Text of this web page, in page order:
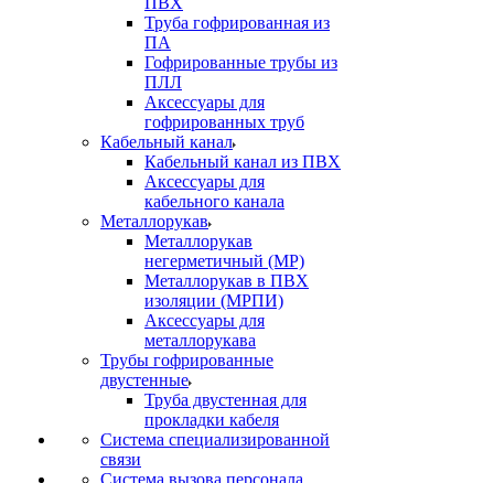
Труба гофрированная из
ПА
Гофрированные трубы из
ПЛЛ
Аксессуары для
гофрированных труб
Кабельный канал
Кабельный канал из ПВХ
Аксессуары для
кабельного канала
Металлорукав
Металлорукав
негерметичный (МР)
Металлорукав в ПВХ
изоляции (МРПИ)
Аксессуары для
металлорукава
Трубы гофрированные
двустенные
Труба двустенная для
прокладки кабеля
Система специализированной
связи
Cистема вызова персонала